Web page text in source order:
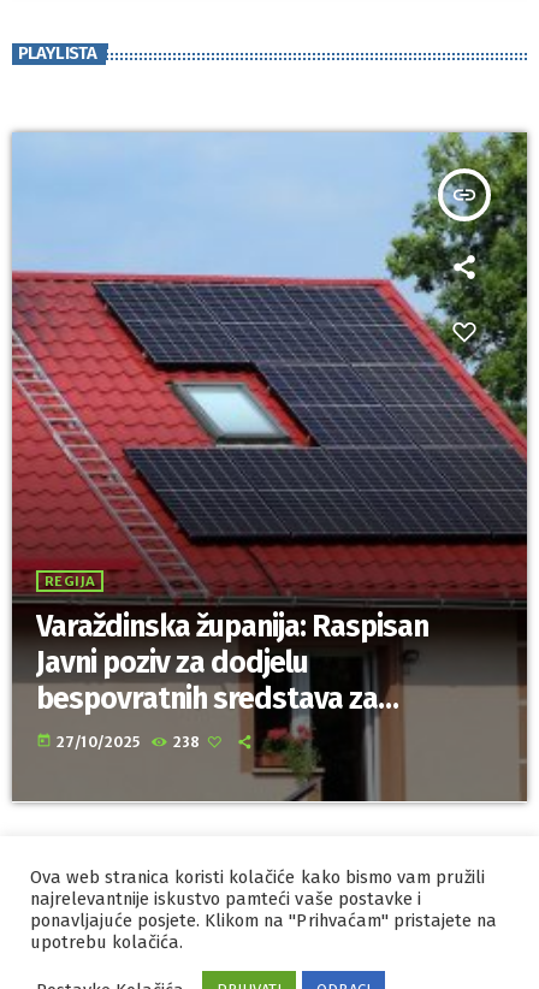
PLAYLISTA
insert_link
REGIJA
Varaždinska županija: Raspisan
Javni poziv za dodjelu
bespovratnih sredstava za
obnovljive izvore energije u
obiteljskim kućama
today 27/10/2025 238
IZRADA I HOSTINGORBIS
MARKETING
PRAVILA PRIVATNOSTI
Ova web stranica koristi kolačiće kako bismo vam pružili
najrelevantnije iskustvo pamteći vaše postavke i
ponavljajuće posjete. Klikom na "Prihvaćam" pristajete na
upotrebu kolačića.